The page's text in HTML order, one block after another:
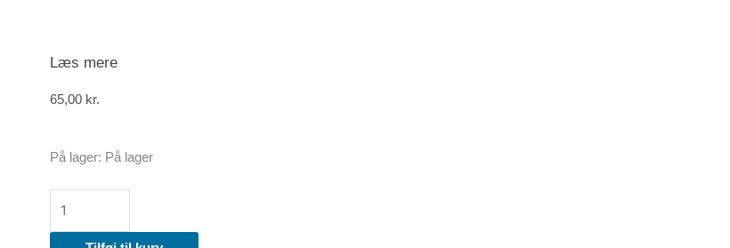
Læs mere
65,00 kr.
På lager: På lager
2109
antal